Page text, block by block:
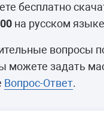
шкафы
машины
бесплатно
на русском
вопросы
можете задать
Вопрос-Ответ.